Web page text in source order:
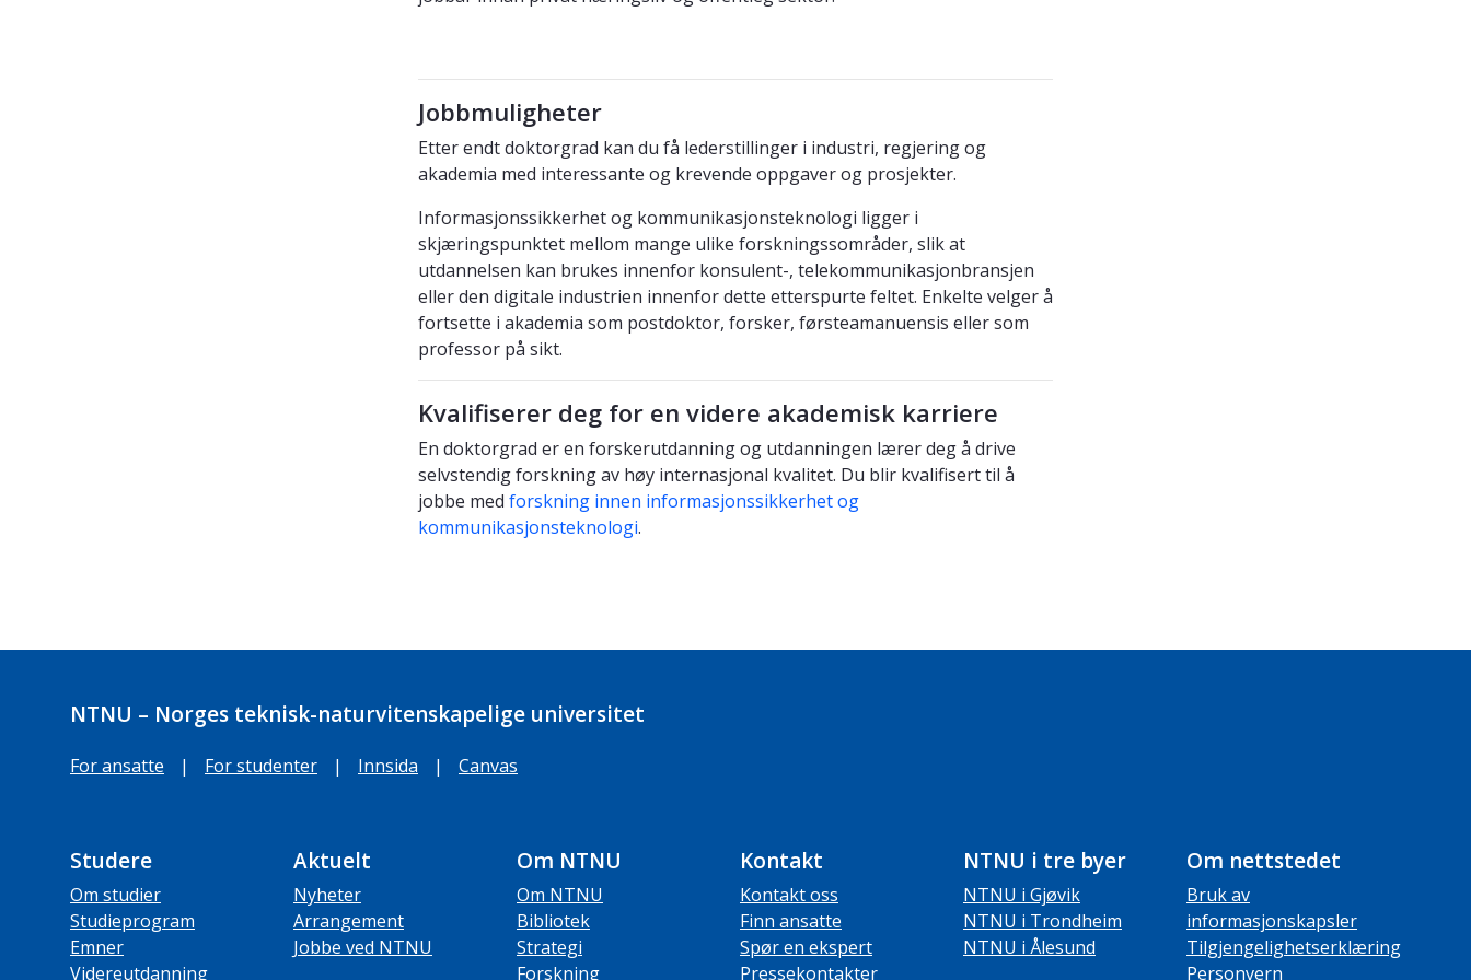
Jobbmuligheter
Etter endt doktorgrad kan du få lederstillinger i industri, regjering og
akademia med interessante og krevende oppgaver og prosjekter.
Informasjonssikkerhet og kommunikasjonsteknologi ligger i
skjæringspunktet mellom mange ulike forskningssområder, slik at
utdannelsen kan brukes innenfor konsulent-, telekommunikasjonbransjen
eller den digitale industrien innenfor dette etterspurte feltet. Enkelte velger å
fortsette i akademia som postdoktor, forsker, førsteamanuensis eller som
professor på sikt.
Kvalifiserer deg for en videre akademisk karriere
En doktorgrad er en forskerutdanning og utdanningen lærer deg å drive
selvstendig forskning av høy internasjonal kvalitet. Du blir kvalifisert til å
jobbe med forskning innen informasjonssikkerhet og
kommunikasjonsteknologi.
NTNU – Norges teknisk-naturvitenskapelige universitet
For ansatte | For studenter | Innsida | Canvas
Studere
Om studier
Studieprogram
Emner
Videreutdanning
Aktuelt
Nyheter
Arrangement
Jobbe ved NTNU
Om NTNU
Om NTNU
Bibliotek
Strategi
Forskning
Kontakt
Kontakt oss
Finn ansatte
Spør en ekspert
Pressekontakter
NTNU i tre byer
NTNU i Gjøvik
NTNU i Trondheim
NTNU i Ålesund
Om nettstedet
Bruk av
informasjonskapsler
Tilgjengelighetserklæring
Personvern